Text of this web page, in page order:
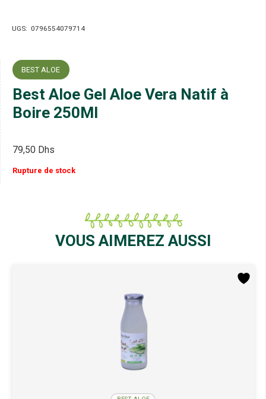
UGS: 0796554079714
BEST ALOE
Best Aloe Gel Aloe Vera Natif à
Boire 250Ml
79,50 Dhs
Rupture de stock
VOUS AIMEREZ AUSSI